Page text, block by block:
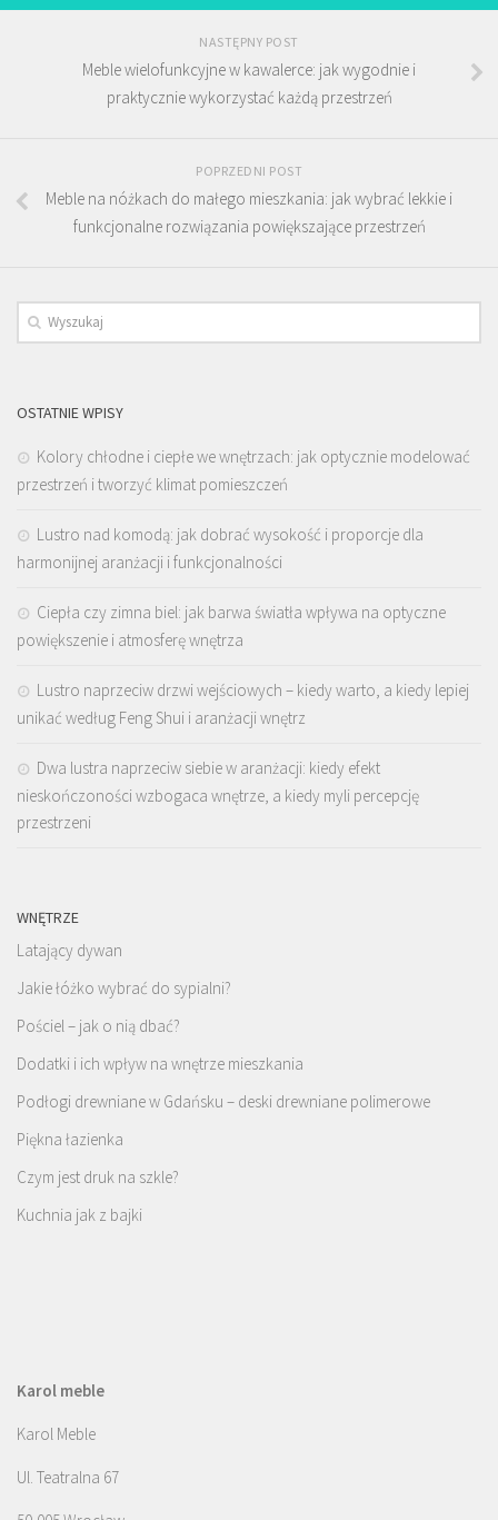
NASTĘPNY POST
Meble wielofunkcyjne w kawalerce: jak wygodnie i
praktycznie wykorzystać każdą przestrzeń
POPRZEDNI POST
Meble na nóżkach do małego mieszkania: jak wybrać lekkie i
funkcjonalne rozwiązania powiększające przestrzeń
OSTATNIE WPISY
Kolory chłodne i ciepłe we wnętrzach: jak optycznie modelować
przestrzeń i tworzyć klimat pomieszczeń
Lustro nad komodą: jak dobrać wysokość i proporcje dla
harmonijnej aranżacji i funkcjonalności
Ciepła czy zimna biel: jak barwa światła wpływa na optyczne
powiększenie i atmosferę wnętrza
Lustro naprzeciw drzwi wejściowych – kiedy warto, a kiedy lepiej
unikać według Feng Shui i aranżacji wnętrz
Dwa lustra naprzeciw siebie w aranżacji: kiedy efekt
nieskończoności wzbogaca wnętrze, a kiedy myli percepcję
przestrzeni
WNĘTRZE
Latający dywan
Jakie łóżko wybrać do sypialni?
Pościel – jak o nią dbać?
Dodatki i ich wpływ na wnętrze mieszkania
Podłogi drewniane w Gdańsku – deski drewniane polimerowe
Piękna łazienka
Czym jest druk na szkle?
Kuchnia jak z bajki
Karol meble
Karol Meble
Ul. Teatralna 67